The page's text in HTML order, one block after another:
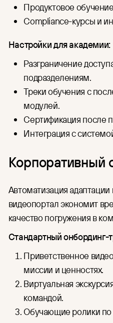
Продуктовое
Compliance-курсы и
Настройки для академии:
Разграничение
подразделениям.
Треки обучения с
модулей.
Сертификация после
Интеграция с
Корпоративный
Автоматизация
видеопортал экономит
качество погружения в
Стандартный онбординг-
Приветственное
миссии и ценностях.
Виртуальная
командой.
Обучающие ролики